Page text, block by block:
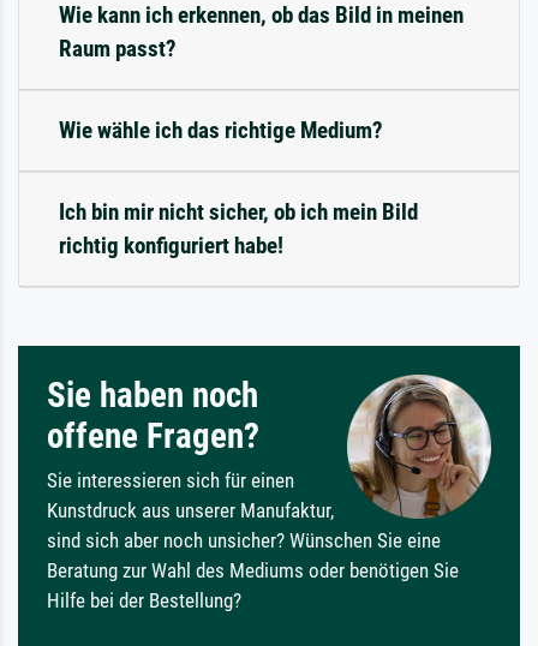
Wie kann ich erkennen, ob das Bild in meinen
Raum passt?
Wie wähle ich das richtige Medium?
Ich bin mir nicht sicher, ob ich mein Bild
richtig konfiguriert habe!
Sie haben noch
offene Fragen?
Sie interessieren sich für einen
Kunstdruck aus unserer Manufaktur,
sind sich aber noch unsicher? Wünschen Sie eine
Beratung zur Wahl des Mediums oder benötigen Sie
Hilfe bei der Bestellung?